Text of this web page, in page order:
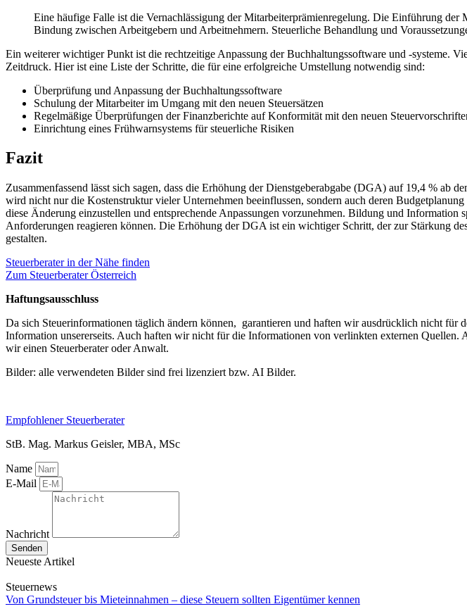
Eine häufige Falle ist die Vernachlässigung der Mitarbeiterprämienregelung. Die Einführung
Bindung zwischen Arbeitgebern und Arbeitnehmern. Steuerliche Behandlung und
Ein weiterer wichtiger Punkt ist die rechtzeitige Anpassung der Buchhaltungssoftware und -systeme.
Zeitdruck. Hier ist eine Liste der Schritte, die für eine erfolgreiche Umstellung notwendig sind:
Überprüfung und Anpassung der Buchhaltungssoftware
Schulung der Mitarbeiter im Umgang mit den neuen Steuersätzen
Regelmäßige Überprüfungen der Finanzberichte auf Konformität mit den neuen
Einrichtung eines Frühwarnsystems für steuerliche Risiken
Fazit
Zusammenfassend lässt sich sagen, dass die Erhöhung der Dienstgeberabgabe (DGA) auf 19,4 % ab
wird nicht nur die Kostenstruktur vieler Unternehmen beeinflussen, sondern auch deren
diese Änderung einzustellen und entsprechende Anpassungen vorzunehmen. Bildung und
Anforderungen reagieren können. Die Erhöhung der DGA ist ein wichtiger Schritt, der zur Stärkung
gestalten.
Steuerberater in der Nähe finden
Zum Steuerberater Österreich
Haftungsausschluss
Da sich Steuerinformationen täglich ändern können, garantieren und haften wir ausdrücklich nicht
Information unsererseits. Auch haften wir nicht für die Informationen von verlinkten externen
wir einen Steuerberater oder Anwalt.
Bilder: alle verwendeten Bilder sind frei lizenziert bzw. AI Bilder.
Empfohlener Steuerberater
StB. Mag. Markus Geisler, MBA, MSc
Name
E-Mail
Nachricht
Senden
Neueste Artikel
Steuernews
Von Grundsteuer bis Mieteinnahmen – diese Steuern sollten Eigentümer kennen